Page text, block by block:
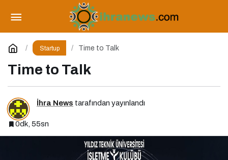
Startup Time to Talk
Time to Talk
İhra News tarafından yayınlandı
0dk, 55sn
SEO Vibes on Tour Türkiye 2025: Dijital
Dünyanın Nabzını Tutan Etkinlik
Yorum Yap